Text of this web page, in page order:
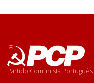
Partido Comunista Português